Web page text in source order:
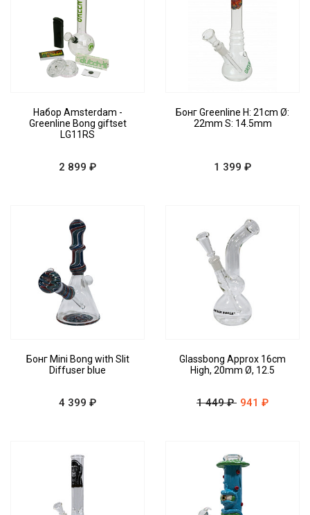
Набор Amsterdam -
Greenline Bong giftset
LG11RS
2 899 ₽
Бонг Greenline H: 21cm Ø:
22mm S: 14.5mm
1 399 ₽
Бонг Mini Bong with Slit
Diffuser blue
4 399 ₽
Glassbong Approx 16cm
High, 20mm Ø, 12.5
1 449 ₽ 941 ₽